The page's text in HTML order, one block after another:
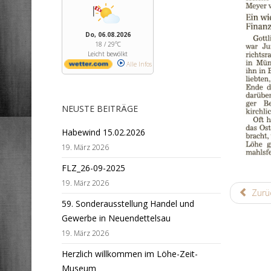
Do, 06.08.2026
18 / 29°C
Leicht bewölkt
Alle Infos
NEUSTE BEITRÄGE
Habewind 15.02.2026
19. März 2026
FLZ_26-09-2025
19. März 2026
59. Sonderausstellung Handel und
Gewerbe in Neuendettelsau
19. März 2026
Herzlich willkommen im Löhe-Zeit-
Museum